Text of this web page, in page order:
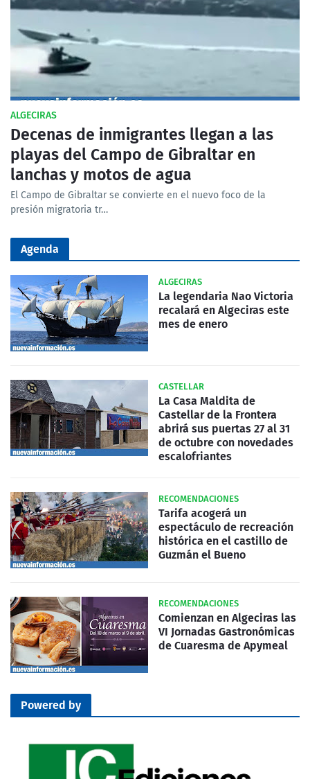
ALGECIRAS
Decenas de inmigrantes llegan a las
playas del Campo de Gibraltar en
lanchas y motos de agua
El Campo de Gibraltar se convierte en el nuevo foco de la
presión migratoria tr…
Agenda
ALGECIRAS
La legendaria Nao Victoria
recalará en Algeciras este
mes de enero
CASTELLAR
La Casa Maldita de
Castellar de la Frontera
abrirá sus puertas 27 al 31
de octubre con novedades
escalofriantes
RECOMENDACIONES
Tarifa acogerá un
espectáculo de recreación
histórica en el castillo de
Guzmán el Bueno
RECOMENDACIONES
Comienzan en Algeciras las
VI Jornadas Gastronómicas
de Cuaresma de Apymeal
Powered by